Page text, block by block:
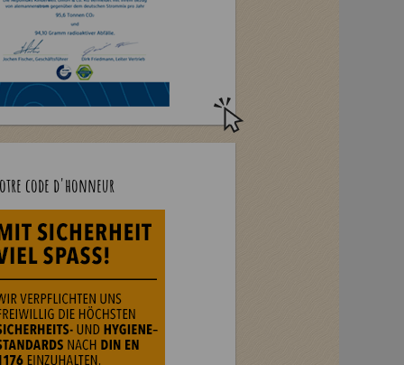
code d'honneur